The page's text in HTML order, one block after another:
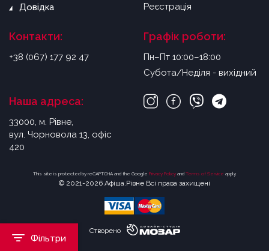
Фільтри
Довідка
Реєстрація
Контакти:
+38 (067) 177 92 47
Графік роботи:
Пн–Пт 10:00–18:00
Субота/Неділя - вихідний
Наша адреса:
33000, м. Рівне,
вул. Чорновола 13, офіс
420
This site is protected by reCAPTCHA and the Google Privacy Policyand Terms of Service apply.
© 2021-2026 Афіша.Рівне Всі права захищені
Створено